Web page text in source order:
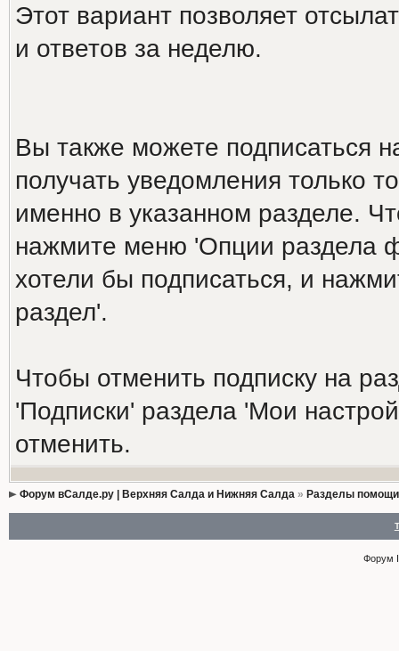
Этот вариант позволяет
и ответов за неделю.
Вы также можете подписаться
получать уведомления только
именно в указанном разделе.
нажмите меню 'Опции раздела
хотели бы подписаться, и
раздел'.
Чтобы отменить подписку на
'Подписки' раздела 'Мои
отменить.
Форум вСалде.ру | Верхняя Салда и Нижняя Салда» Разделы
Форум